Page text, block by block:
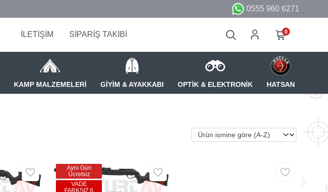
0555 960 6271
İLETİŞİM SİPARİŞ TAKİBİ 0
KAMP MALZEMELERİ GİYİM & AYAKKABI OPTİK & ELEKTRONİK HATSAN
Aynı Gün
Ücretsiz
VADE
FARKSIZ 6